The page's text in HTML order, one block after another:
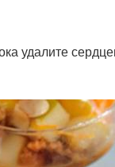
удалите